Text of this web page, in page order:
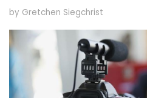
by Gretchen Siegchrist